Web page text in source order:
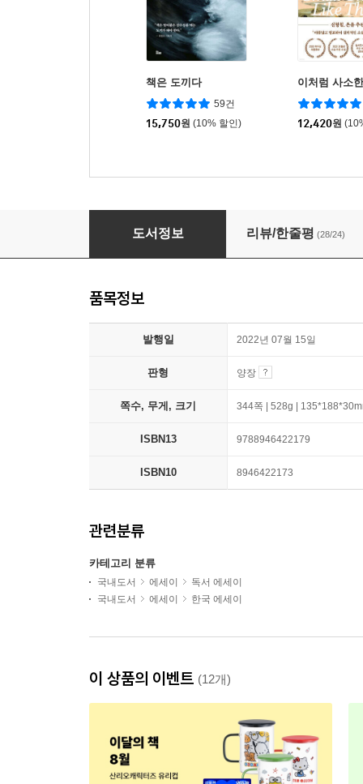
책은 도끼다
59건
15,750원 (10% 할인)
이처럼 사소
12,420원
문학의 숲을 거닐다
도서정보 리뷰/한줄평 (28/24)
품목정보
발행일 2022년 07월 15일
판형 양장
쪽수, 무게, 크기 344쪽 | 528g |
ISBN13 9788946422179
ISBN10 8946422173
관련분류
카테고리 분류
국내도서 에세이
독서 에세이
국내도서
에세이 한국 에세이
이 상품의 이벤트 (12개)